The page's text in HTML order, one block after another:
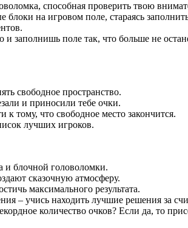
способная проверить твою
блоки на игровом поле, стараясь
заполнишь поле так, что больше не
свободное пространство.
и приносили тебе очки.
тому, что свободное место закончится.
лучших игроков.
и блочной головоломки.
сказочную атмосферу.
максимального результата.
– учись находить лучшие решения за
количество очков? Если да, то